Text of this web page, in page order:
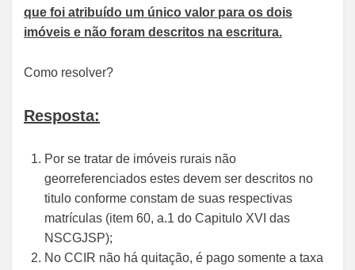
que foi atribuído um único valor para os dois
imóveis e não foram descritos na escritura.
Como resolver?
Resposta:
Por se tratar de imóveis rurais não
georreferenciados estes devem ser descritos no
titulo conforme constam de suas respectivas
matrículas (item 60, a.1 do Capitulo XVI das
NSCGJSP);
No CCIR não há quitação, é pago somente a taxa